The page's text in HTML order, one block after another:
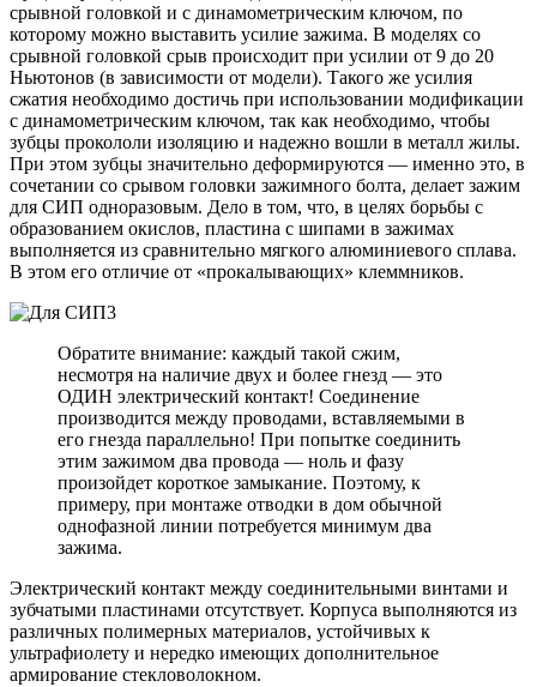
срывной головкой и с динамометрическим ключом, по
которому можно выставить усилие зажима. В моделях со
срывной головкой срыв происходит при усилии от 9 до 20
Ньютонов (в зависимости от модели). Такого же усилия
сжатия необходимо достичь при использовании модификации
с динамометрическим ключом, так как необходимо, чтобы
зубцы прокололи изоляцию и надежно вошли в металл жилы.
При этом зубцы значительно деформируются — именно это, в
сочетании со срывом головки зажимного болта, делает зажим
для СИП одноразовым. Дело в том, что, в целях борьбы с
образованием окислов, пластина с шипами в зажимах
выполняется из сравнительно мягкого алюминиевого сплава.
В этом его отличие от «прокалывающих» клеммников.
Обратите внимание: каждый такой сжим,
несмотря на наличие двух и более гнезд — это
ОДИН электрический контакт! Соединение
производится между проводами, вставляемыми в
его гнезда параллельно! При попытке соединить
этим зажимом два провода — ноль и фазу
произойдет короткое замыкание. Поэтому, к
примеру, при монтаже отводки в дом обычной
однофазной линии потребуется минимум два
зажима.
Электрический контакт между соединительными винтами и
зубчатыми пластинами отсутствует. Корпуса выполняются из
различных полимерных материалов, устойчивых к
ультрафиолету и нередко имеющих дополнительное
армирование стекловолокном.